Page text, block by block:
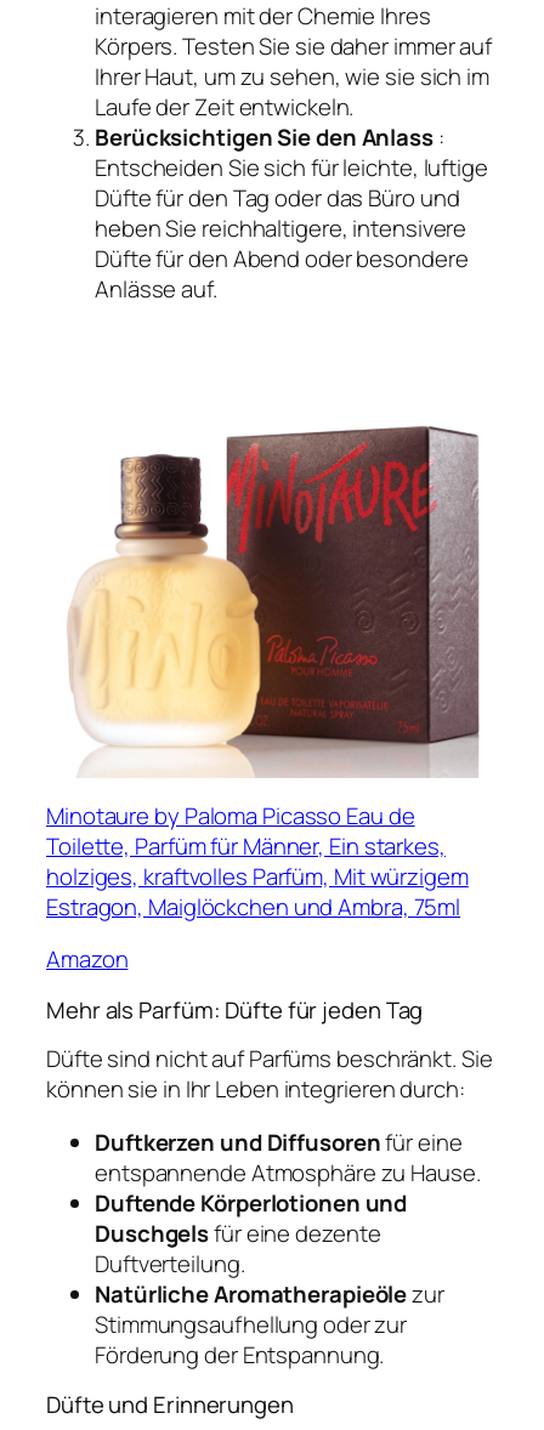
interagieren mit der Chemie Ihres
Körpers. Testen Sie sie daher immer auf
Ihrer Haut, um zu sehen, wie sie sich im
Laufe der Zeit entwickeln.
Berücksichtigen Sie den Anlass :
Entscheiden Sie sich für leichte, luftige
Düfte für den Tag oder das Büro und
heben Sie reichhaltigere, intensivere
Düfte für den Abend oder besondere
Anlässe auf.
Minotaure by Paloma Picasso Eau de
Toilette, Parfüm für Männer, Ein starkes,
holziges, kraftvolles Parfüm, Mit würzigem
Estragon, Maiglöckchen und Ambra, 75ml
Amazon
Mehr als Parfüm: Düfte für jeden Tag
Düfte sind nicht auf Parfüms beschränkt. Sie
können sie in Ihr Leben integrieren durch:
Duftkerzen und Diffusorenfür eine
entspannende Atmosphäre zu Hause.
Duftende Körperlotionen und
Duschgelsfür eine dezente
Duftverteilung.
Natürliche Aromatherapieölezur
Stimmungsaufhellung oder zur
Förderung der Entspannung.
Düfte und Erinnerungen